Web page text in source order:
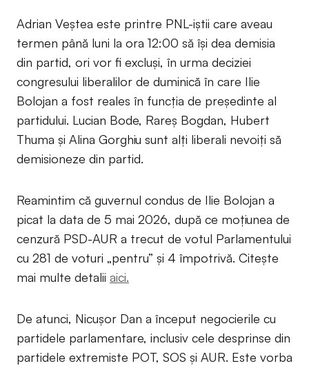
Adrian Veștea este printre PNL-iștii care aveau
termen până luni la ora 12:00 să își dea demisia
din partid, ori vor fi excluși, în urma deciziei
congresului liberalilor de duminică în care Ilie
Bolojan a fost reales în funcția de președinte al
partidului. Lucian Bode, Rareș Bogdan, Hubert
Thuma și Alina Gorghiu sunt alți liberali nevoiți să
demisioneze din partid.
Reamintim că guvernul condus de Ilie Bolojan a
picat la data de 5 mai 2026, după ce moțiunea de
cenzură PSD-AUR a trecut de votul Parlamentului
cu 281 de voturi „pentru” și 4 împotrivă. Citește
mai multe detalii aici.
De atunci, Nicușor Dan a început negocierile cu
partidele parlamentare, inclusiv cele desprinse din
partidele extremiste POT, SOS și AUR. Este vorba